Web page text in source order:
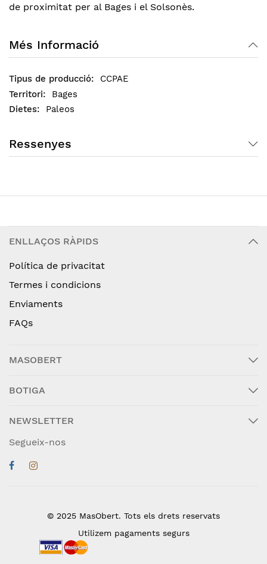
de proximitat per al Bages i el Solsonès.
Més Informació
CCPAE
Bages
Paleos
Ressenyes
ENLLAÇOS RÀPIDS
Política de privacitat
Termes i condicions
Enviaments
FAQs
MASOBERT
BOTIGA
NEWSLETTER
Segueix-nos
© 2025 MasObert. Tots els drets reservats
Utilizem pagaments segurs